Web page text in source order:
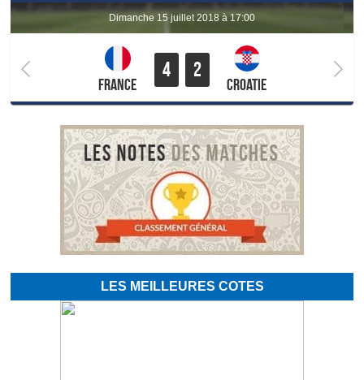
dimanche 15 juillet 2018 à 17:00
France
4 2
Croatie
LES MEILLEURES COTES